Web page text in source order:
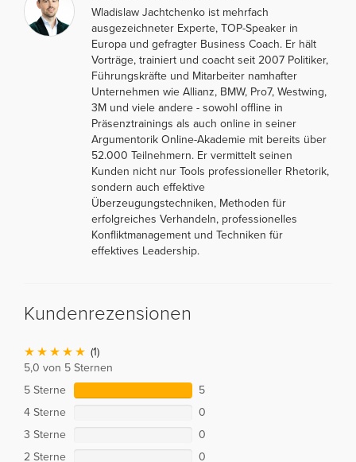
Wladislaw Jachtchenko ist mehrfach
ausgezeichneter Experte, TOP-Speaker in
Europa und gefragter Business Coach. Er hält
Vorträge, trainiert und coacht seit 2007 Politiker,
Führungskräfte und Mitarbeiter namhafter
Unternehmen wie Allianz, BMW, Pro7, Westwing,
3M und viele andere - sowohl offline in
Präsenztrainings als auch online in seiner
Argumentorik Online-Akademie mit bereits über
52.000 Teilnehmern. Er vermittelt seinen
Kunden nicht nur Tools professioneller Rhetorik,
sondern auch effektive
Überzeugungstechniken, Methoden für
erfolgreiches Verhandeln, professionelles
Konfliktmanagement und Techniken für
effektives Leadership.
Kundenrezensionen
(1)
5,0 von 5 Sternen
5 Sterne
5
4 Sterne
0
3 Sterne
0
2 Sterne
0